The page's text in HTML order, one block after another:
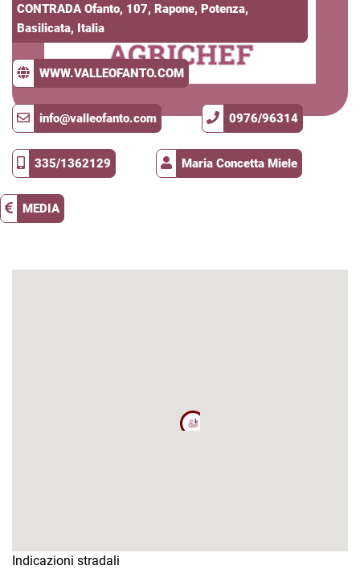
CONTRADA Ofanto, 107, Rapone, Potenza,
Basilicata, Italia
WWW.VALLEOFANTO.COM
info@valleofanto.com 0976/96314
335/1362129 Maria Concetta Miele
MEDIA
Indicazioni stradali